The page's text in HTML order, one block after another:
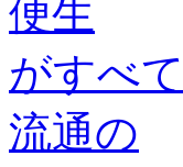
便生
がすべ
流通の